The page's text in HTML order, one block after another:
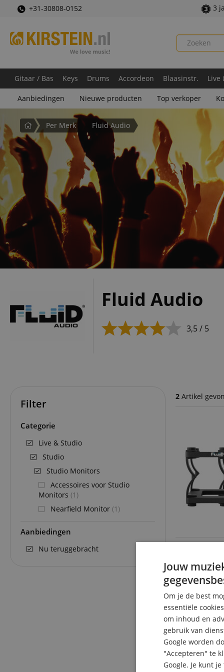
+31-30808-0152 3
Gitaar / Bas Keys Drums Accordeon Blaasinstr. Live
Aanbiedingen Nieuwe producten Top verkoper
Startpagina
Per Merk Fluid Audio
Fluid Audio
3,5 / 5
Filter
Categorie
Live & Studio
Studio
Studio Monitors
Accessoires voor Studio
Monitors (1)
Nearfield Monitor (1)
Aanbiedingen
Nu teruggebracht
2 Artikel
Jouw
Om je de best
essentiële
om inhoud en
gebruik van
Google worden
"Accepteren" te
Google. Je kunt